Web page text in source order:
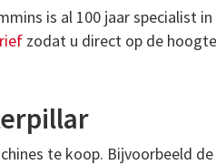
is al 100 jaar specialist
zodat u direct op de
te koop. Bijvoorbeeld